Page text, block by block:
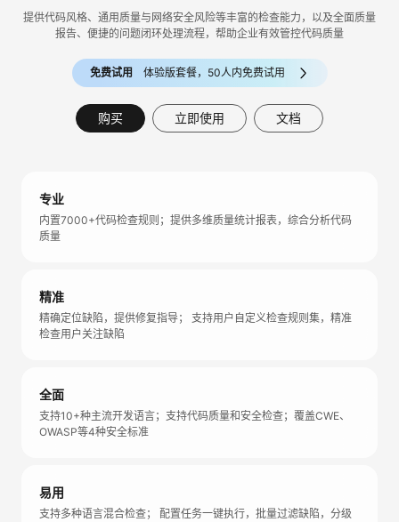
提供代码风格、通用质量与网络安全风险等丰富的检查能力，以及全面质量
报告、便捷的问题闭环处理流程，帮助企业有效管控代码质量
免费试用 体验版套餐，50人内免费试用
购买 立即使用 文档
专业
内置7000+代码检查规则；提供多维质量统计报表，综合分析代码
质量
精准
精确定位缺陷，提供修复指导； 支持用户自定义检查规则集，精准
检查用户关注缺陷
全面
支持10+种主流开发语言；支持代码质量和安全检查；覆盖CWE、
OWASP等4种安全标准
易用
支持多种语言混合检查； 配置任务一键执行，批量过滤缺陷，分级